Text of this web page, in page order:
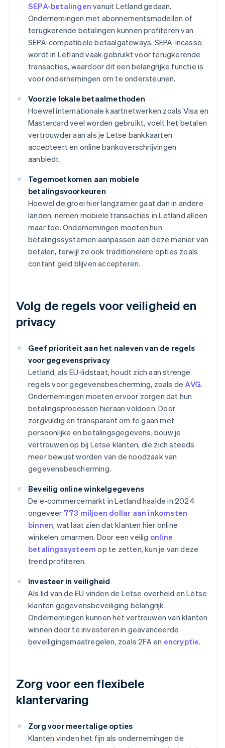
SEPA-betalingen vanuit Letland gedaan.
Ondernemingen met abonnementsmodellen of
terugkerende betalingen kunnen profiteren van
SEPA-compatibele betaalgateways. SEPA-incasso
wordt in Letland vaak gebruikt voor terugkerende
transacties, waardoor dit een belangrijke functie is
voor ondernemingen om te ondersteunen.
Voorzie lokale betaalmethoden
Hoewel internationale kaartnetwerken zoals Visa en
Mastercard veel worden gebruikt, voelt het betalen
vertrouwder aan als je Letse bankkaarten
accepteert en online bankoverschrijvingen
aanbiedt.
Tegemoetkomen aan mobiele
betalingsvoorkeuren
Hoewel de groei hier langzamer gaat dan in andere
landen, nemen mobiele transacties in Letland alleen
maar toe. Ondernemingen moeten hun
betalingssystemen aanpassen aan deze manier van
betalen, terwijl ze ook traditionelere opties zoals
contant geld blijven accepteren.
Volg de regels voor veiligheid en
privacy
Geef prioriteit aan het naleven van de regels
voor gegevensprivacy
Letland, als EU-lidstaat, houdt zich aan strenge
regels voor gegevensbescherming, zoals deAVG.
Ondernemingen moeten ervoor zorgen dat hun
betalingsprocessen hieraan voldoen. Door
zorgvuldig en transparant om te gaan met
persoonlijke en betalingsgegevens, bouw je
vertrouwen op bij Letse klanten, die zich steeds
meer bewust worden van de noodzaak van
gegevensbescherming.
Beveilig online winkelgegevens
De e-commercemarkt in Letland haalde in 2024
ongeveer 773 miljoen dollar aan inkomsten
binnen, wat laat zien dat klanten hier online
winkelen omarmen. Door een veilig online
betalingssysteem op te zetten, kun je van deze
trend profiteren.
Investeer in veiligheid
Als lid van de EU vinden de Letse overheid en Letse
klanten gegevensbeveiliging belangrijk.
Ondernemingen kunnen het vertrouwen van klanten
winnen door te investeren in geavanceerde
beveiligingsmaatregelen, zoals 2FA en encryptie.
Zorg voor een flexibele
klantervaring
Zorg voor meertalige opties
Klanten vinden het fijn als ondernemingen de